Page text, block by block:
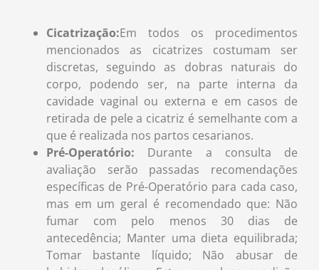
Cicatrização:Em todos os procedimentos
mencionados as cicatrizes costumam ser
discretas, seguindo as dobras naturais do
corpo, podendo ser, na parte interna da
cavidade vaginal ou externa e em casos de
retirada de pele a cicatriz é semelhante com a
que é realizada nos partos cesarianos.
Pré-Operatório: Durante a consulta de
avaliação serão passadas recomendações
específicas de Pré-Operatório para cada caso,
mas em um geral é recomendado que: Não
fumar com pelo menos 30 dias de
antecedência; Manter uma dieta equilibrada;
Tomar bastante líquido; Não abusar de